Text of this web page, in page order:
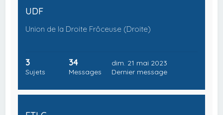
UDF
Union de la Droite Frôceuse (Droite)
3
Sujets
34
Messages
dim. 21 mai 2023
Dernier message